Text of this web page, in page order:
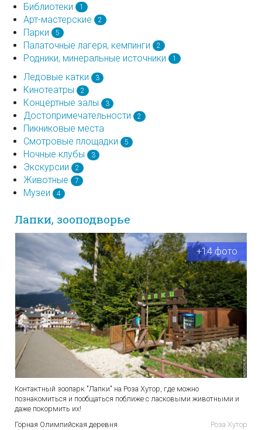
Библиотеки 1
Арт-мастерские 2
Парки 5
Палаточные лагеря, кемпинги 2
Родники, минеральные источники 1
Ледовые катки 3
Кинотеатры 2
Концертные залы 3
Достопримечательности 2
Пикниковые места
Смотровые площадки
5
Ночные клубы 3
Экскурсии 2
Животные 7
Музеи 4
Лапки, зооподворье
+14 фото
Контактный зоопарк "Лапки" на Роза Хутор, где можно
познакомиться и пообщаться поближе с ласковыми животными и
даже покормить их!
Горная Олимпийская деревня
Роза Хутор